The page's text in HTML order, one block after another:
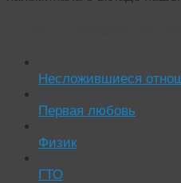
Несложившиеся
Первая любовь
Физик
ГТО